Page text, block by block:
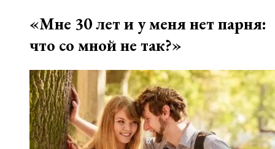
«Мне 30 лет и у меня нет парня:
что со мной не так?»